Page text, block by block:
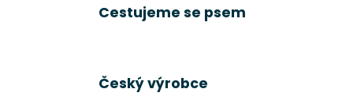
Cestujeme se psem
Český výrobce